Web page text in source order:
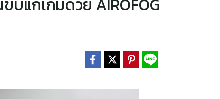
แก้เกมด้วย AIROFOG